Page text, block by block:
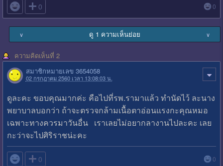
 0 0
∨ ดู 1 ความเห็นย่อย ∨
ความคิดเห็นที่ 2
สมาชิกหมายเลข 3654058
02 กรกฎาคม 2560 เวลา 13:08:03 น.
ดูละคะ ขอบคุณมากค่ะ คือไปที่รพ.รามาแล้ว ทำนัดไว้ ละนาง
พยาบาลบอกว่า ถ้าจะตรวจกล้ามเนื้อตาอ่อนแรงกะคุณหมอ
เฉพาะทางควรมาวันอื่น เราเลยไม่อยากลางานไปละคะ เลย
กะว่าจะไปศิริราชน่ะคะ
 0 0